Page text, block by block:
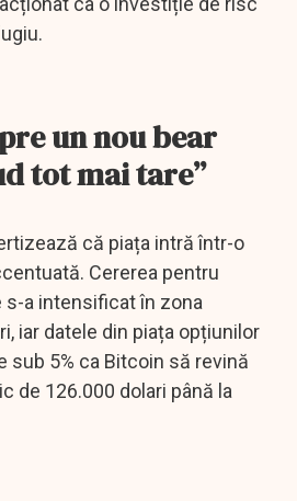
un nou bear
tot mai tare”
că piața intră într-o
Cererea pentru
a intensificat în zona
iar datele din piața opțiunilor
sub 5% ca Bitcoin să revină
de 126.000 dolari până la